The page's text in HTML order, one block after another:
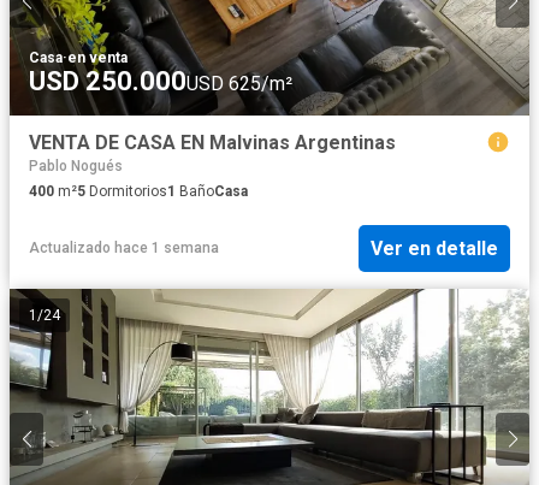
Casa·en venta
USD 250.000USD 625/m²
VENTA DE CASA EN Malvinas Argentinas
Pablo Nogués
400 m²5 Dormitorios1 BañoCasa
Actualizado hace 1 semana Ver en detalle
1 /24